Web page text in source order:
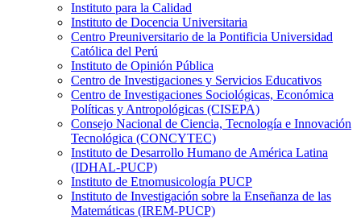
Instituto para la Calidad
Instituto de Docencia Universitaria
Centro Preuniversitario de la Pontificia Universidad
Católica del Perú
Instituto de Opinión Pública
Centro de Investigaciones y Servicios Educativos
Centro de Investigaciones Sociológicas, Económica
Políticas y Antropológicas (CISEPA)
Consejo Nacional de Ciencia, Tecnología e Innovación
Tecnológica (CONCYTEC)
Instituto de Desarrollo Humano de América Latina
(IDHAL-PUCP)
Instituto de Etnomusicología PUCP
Instituto de Investigación sobre la Enseñanza de las
Matemáticas (IREM-PUCP)